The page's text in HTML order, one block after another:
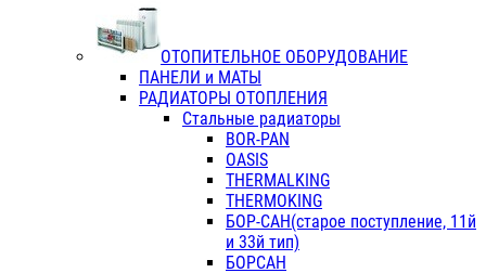
ОТОПИТЕЛЬНОЕ ОБОРУДОВАНИЕ
ПАНЕЛИ и МАТЫ
РАДИАТОРЫ ОТОПЛЕНИЯ
Стальные радиаторы
BOR-PAN
OASIS
THERMALKING
THERMOKING
БОР-САН(старое поступление, 11й
и 33й тип)
БОРСАН